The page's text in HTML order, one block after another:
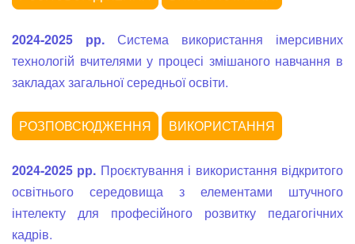
2024-2025 рр. Система використання імерсивних
технологій вчителями у процесі змішаного навчання в
закладах загальної середньої освіти.
2024-2025 рр. Проєктування і використання відкритого
освітнього середовища з елементами штучного
інтелекту для професійного розвитку педагогічних
кадрів.